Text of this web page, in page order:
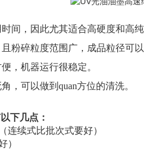
间，因此尤其适合高硬度和高纯
粉碎粒度范围广，成品粒径可以
，机器运行很稳定。
，可以做到quan方位的清洗。
下几点：
连续式比批次式要好）
）